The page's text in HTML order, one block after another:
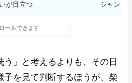
が目立つ シャンプ
う」と考えるよりも、その日
子を見て判断するほうが、柴